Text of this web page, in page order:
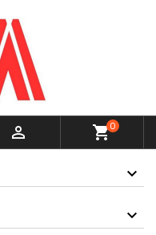
 shopping_cart0